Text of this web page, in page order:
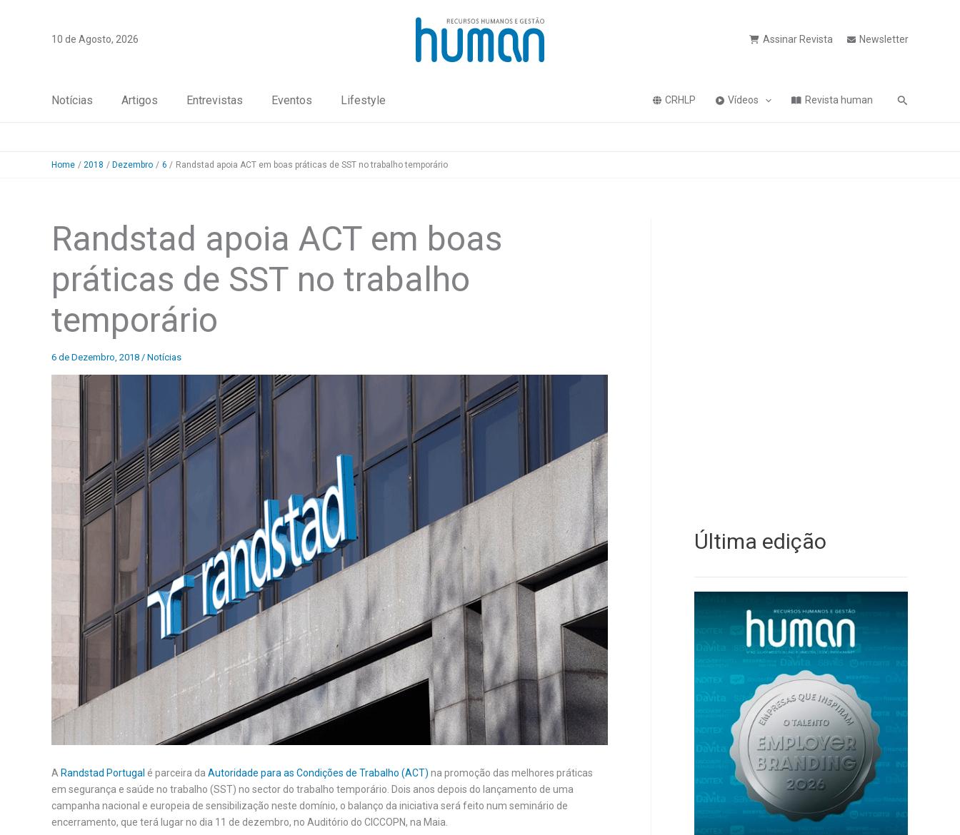
10 de Agosto, 2026 Assinar Revista Newsletter
Notícias Artigos Entrevistas Eventos Lifestyle CRHLP Vídeos Revista human Pesquisa
Home 2018 Dezembro 6 Randstad apoia ACT em boas práticas de SST no trabalho temporário
Randstad apoia ACT em boas
práticas de SST no trabalho
temporário
6 de Dezembro, 2018 / Notícias
A Randstad Portugal é parceira da Autoridade para as Condições de Trabalho (ACT) na promoção das melhores práticas
em segurança e saúde no trabalho (SST) no sector do trabalho temporário. Dois anos depois do lançamento de uma
campanha nacional e europeia de sensibilização neste domínio, o balanço da iniciativa será feito num seminário de
encerramento, que terá lugar no dia 11 de dezembro, no Auditório do CICCOPN, na Maia.
Última edição